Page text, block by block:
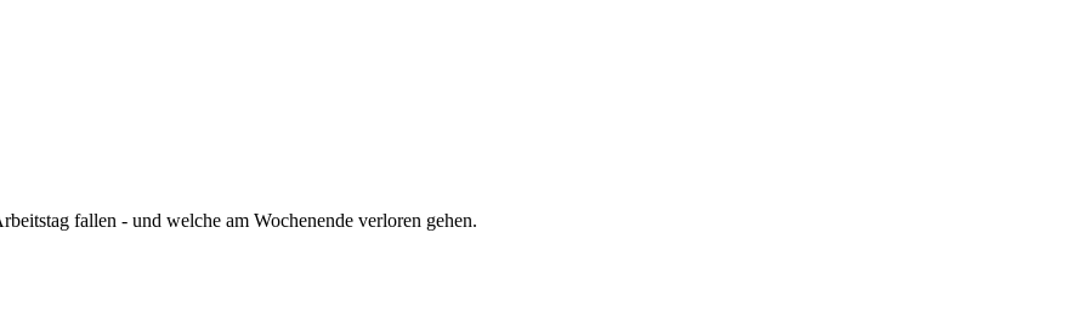
fallen - und welche am Wochenende verloren gehen.